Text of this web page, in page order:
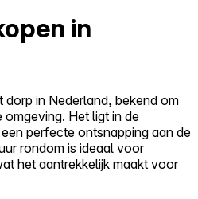
in
dorp in Nederland, bekend om
omgeving. Het ligt in de
perfecte ontsnapping aan de
rondom is ideaal voor
het aantrekkelijk maakt voor